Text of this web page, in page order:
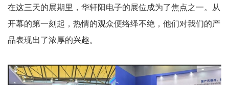
在这三天的展期里，华轩阳电子的展位成为了焦点之一。从
开幕的第一刻起，热情的观众便络绎不绝，他们对我们的产
品表现出了浓厚的兴趣。